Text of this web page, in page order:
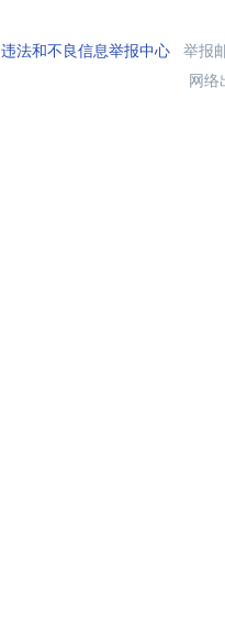
违法和不良信息举报中心举报
网